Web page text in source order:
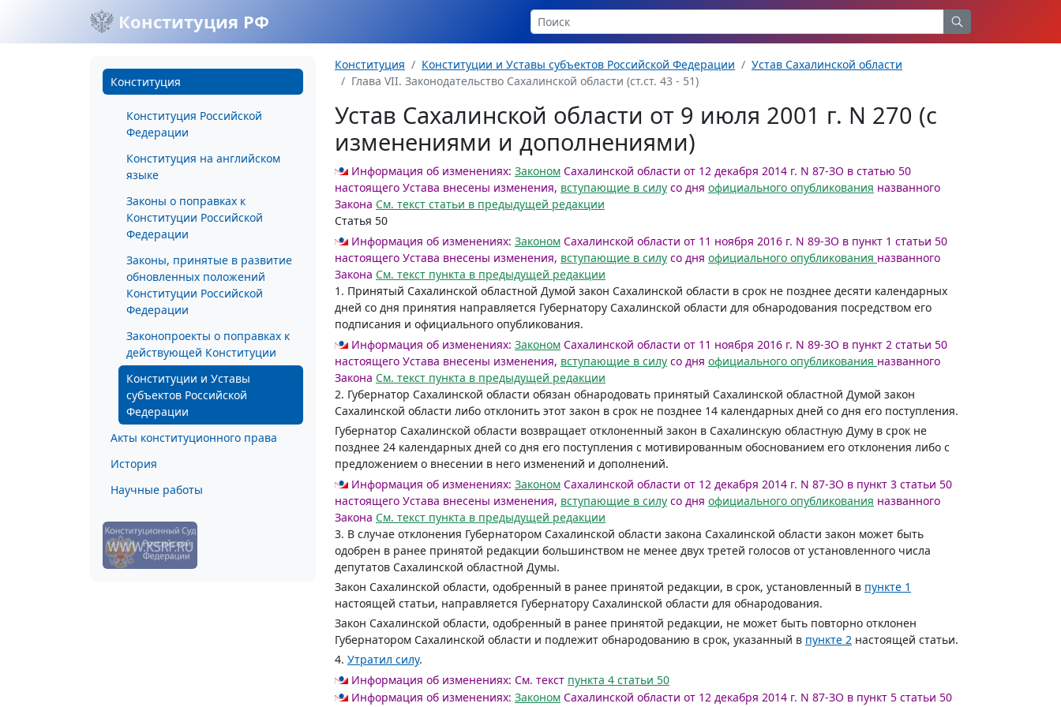
Конституция РФ
Конституция
Конституция Российской
Федерации
Конституция на английском
языке
Законы о поправках к
Конституции Российской
Федерации
Законы, принятые в развитие
обновленных положений
Конституции Российской
Федерации
Законопроекты о поправках к
действующей Конституции
Конституции и Уставы
субъектов Российской
Федерации
Акты конституционного права
История
Научные работы
Конституция Конституции и Уставы субъектов Российской Федерации
Устав Сахалинской области
Глава VII. Законодательство Сахалинской области (ст.ст. 43 - 51)
Устав Сахалинской области от 9 июля 2001 г. N 270 (с
изменениями и дополнениями)
Информация об изменениях: Законом Сахалинской области от 12 декабря 2014 г. N 87-ЗО в статью 50
настоящего Устава внесены изменения, вступающие в силу со дня официального опубликования названного
Закона См. текст статьи в предыдущей редакции
Статья 50
Информация об изменениях: Законом Сахалинской области от 11 ноября 2016 г. N 89-ЗО в пункт 1 статьи 50
настоящего Устава внесены изменения, вступающие в силу со дня официального опубликования названного
Закона См. текст пункта в предыдущей редакции
1. Принятый Сахалинской областной Думой закон Сахалинской области в срок не позднее десяти календарных
дней со дня принятия направляется Губернатору Сахалинской области для обнародования посредством его
подписания и официального опубликования.
Информация об изменениях: Законом Сахалинской области от 11 ноября 2016 г. N 89-ЗО в пункт 2 статьи 50
настоящего Устава внесены изменения, вступающие в силу со дня официального опубликования названного
Закона См. текст пункта в предыдущей редакции
2. Губернатор Сахалинской области обязан обнародовать принятый Сахалинской областной Думой закон
Сахалинской области либо отклонить этот закон в срок не позднее 14 календарных дней со дня его поступления.
Губернатор Сахалинской области возвращает отклоненный закон в Сахалинскую областную Думу в срок не
позднее 24 календарных дней со дня его поступления с мотивированным обоснованием его отклонения либо с
предложением о внесении в него изменений и дополнений.
Информация об изменениях: Законом Сахалинской области от 12 декабря 2014 г. N 87-ЗО в пункт 3 статьи 50
настоящего Устава внесены изменения, вступающие в силу со дня официального опубликования названного
Закона См. текст пункта в предыдущей редакции
3. В случае отклонения Губернатором Сахалинской области закона Сахалинской области закон может быть
одобрен в ранее принятой редакции большинством не менее двух третей голосов от установленного числа
депутатов Сахалинской областной Думы.
Закон Сахалинской области, одобренный в ранее принятой редакции, в срок, установленный в пункте 1
настоящей статьи, направляется Губернатору Сахалинской области для обнародования.
Закон Сахалинской области, одобренный в ранее принятой редакции, не может быть повторно отклонен
Губернатором Сахалинской области и подлежит обнародованию в срок, указанный в пункте 2 настоящей статьи.
4. Утратил силу.
Информация об изменениях: См. текст пункта 4 статьи 50
Информация об изменениях: Законом Сахалинской области от 12 декабря 2014 г. N 87-ЗО в пункт 5 статьи 50